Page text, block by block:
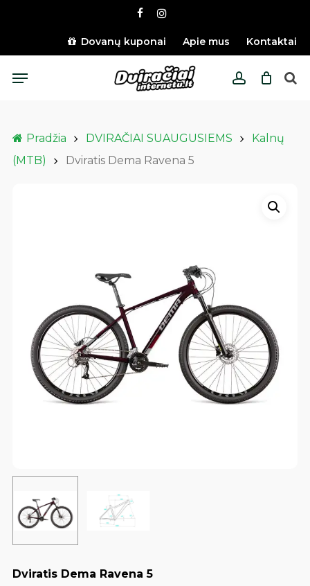
content
facebookinstagram
Dovanų kuponai Apie mus Kontaktai
account
Menu
Pradžia DVIRAČIAI SUAUGUSIEMS
Kalnų
(MTB)
Dviratis Dema Ravena 5
Dviratis Dema Ravena 5